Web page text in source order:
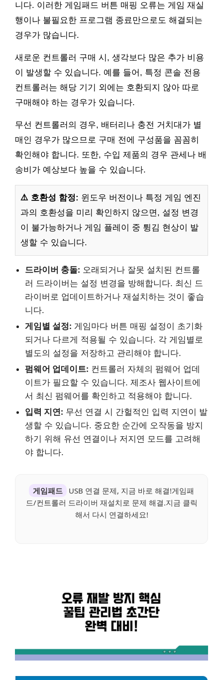
니다. 이러한 게임패드 버튼 매핑 오류는 게임 재실
행이나 불필요한 프로그램 종료만으로도 해결되는
경우가 많습니다.
새로운 컨트롤러 구매 시, 생각보다 많은 추가 비용
이 발생할 수 있습니다. 예를 들어, 특정 콘솔 전용
컨트롤러는 해당 기기 외에는 호환되지 않아 따로
구매해야 하는 경우가 있습니다.
무선 컨트롤러의 경우, 배터리나 충전 거치대가 별
매인 경우가 많으므로 구매 전에 구성품을 꼼꼼히
확인해야 합니다. 또한, 수입 제품의 경우 관세나 배
송비가 예상보다 높을 수 있습니다.
⚠️ 호환성 함정: 윈도우 버전이나 특정 게임 엔진
과의 호환성을 미리 확인하지 않으면, 설정 변경
이 불가능하거나 게임 플레이 중 튕김 현상이 발
생할 수 있습니다.
드라이버 충돌: 오래되거나 잘못 설치된 컨트롤
러 드라이버는 설정 변경을 방해합니다. 최신 드
라이버로 업데이트하거나 재설치하는 것이 좋습
니다.
게임별 설정: 게임마다 버튼 매핑 설정이 초기화
되거나 다르게 적용될 수 있습니다. 각 게임별로
별도의 설정을 저장하고 관리해야 합니다.
펌웨어 업데이트: 컨트롤러 자체의 펌웨어 업데
이트가 필요할 수 있습니다. 제조사 웹사이트에
서 최신 펌웨어를 확인하고 적용해야 합니다.
입력 지연: 무선 연결 시 간헐적인 입력 지연이 발
생할 수 있습니다. 중요한 순간에 오작동을 방지
하기 위해 유선 연결이나 저지연 모드를 고려해
야 합니다.
게임패드
USB 연결 문제, 지금 바로 해결!게임패
드/컨트롤러 드라이버 재설치로 문제 해결.지금 클릭
해서 다시 연결하세요!